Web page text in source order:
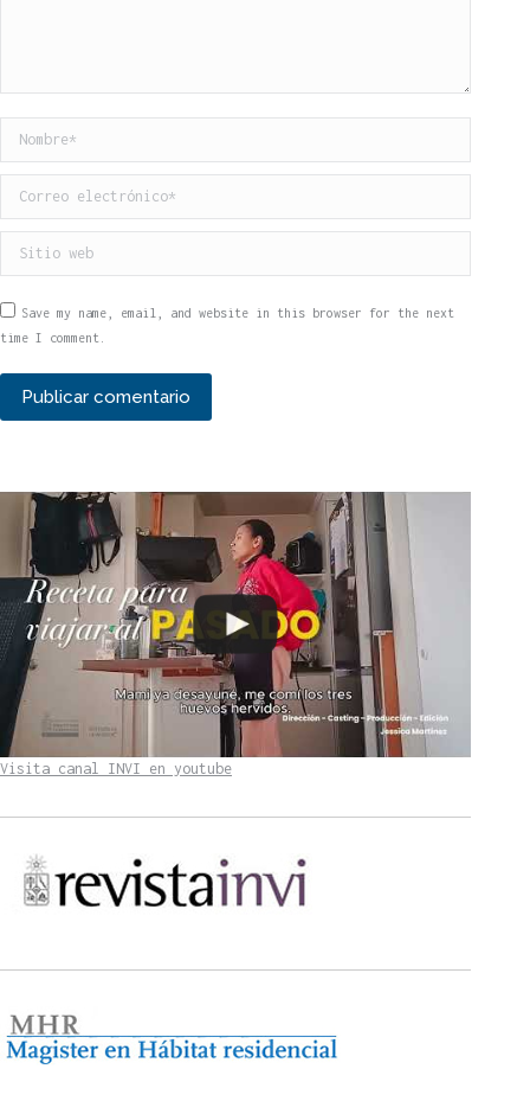
Nombre *
Correo electrónico *
Sitio web
Save my name, email, and website in this browser for the next
time I comment.
Publicar comentario
Visita canal INVI en youtube